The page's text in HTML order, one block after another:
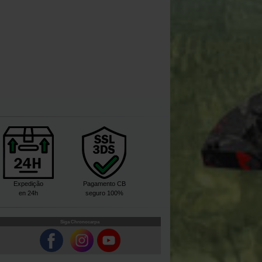
Expedição
en 24h
Pagamento CB
seguro 100%
Siga Chronocarpa